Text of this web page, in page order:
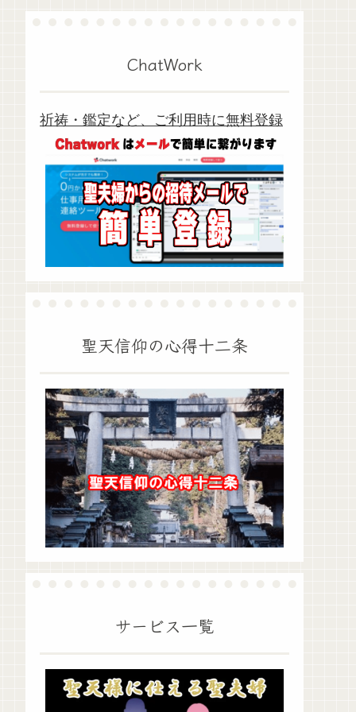
ChatWork
祈祷・鑑定など、ご利用時に無料登録
聖天信仰の心得十二条
サービス一覧